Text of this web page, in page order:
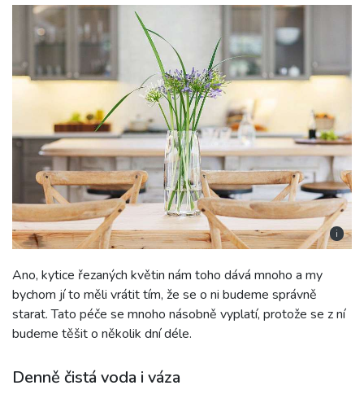
i
Ano, kytice řezaných květin nám toho dává mnoho a my
bychom jí to měli vrátit tím, že se o ni budeme správně
starat. Tato péče se mnoho násobně vyplatí, protože se z ní
budeme těšit o několik dní déle.
Denně čistá voda i váza